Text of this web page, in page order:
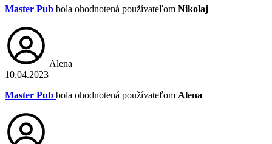
Master Pub bola ohodnotená používateľom Nikolaj
Alena
10.04.2023
Master Pub bola ohodnotená používateľom Alena